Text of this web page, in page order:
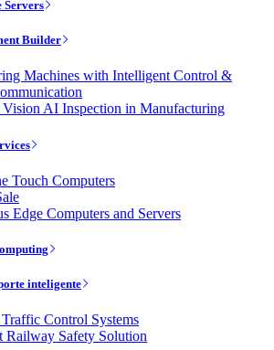
Builder
Machines with Intelligent Control &
AI Inspection in Manufacturing
Touch Computers
Edge Computers and Servers
inteligente
Control Systems
Railway Safety Solution